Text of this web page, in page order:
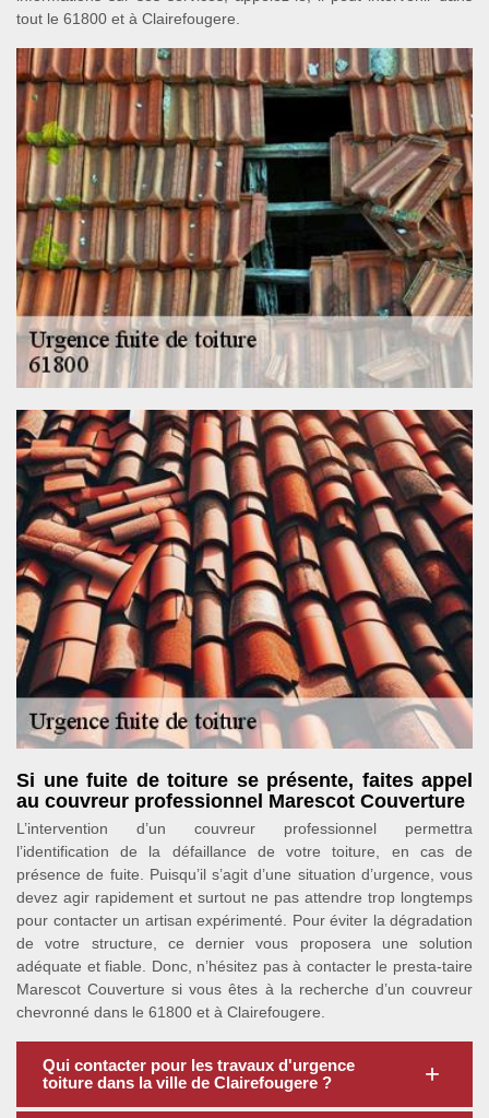
tout le 61800 et à Clairefougere.
Si une fuite de toiture se présente, faites appel
au couvreur professionnel Marescot Couverture
L’intervention d’un couvreur professionnel permettra
l’identification de la défaillance de votre toiture, en cas de
présence de fuite. Puisqu’il s’agit d’une situation d’urgence, vous
devez agir rapidement et surtout ne pas attendre trop longtemps
pour contacter un artisan expérimenté. Pour éviter la dégradation
de votre structure, ce dernier vous proposera une solution
adéquate et fiable. Donc, n’hésitez pas à contacter le presta-taire
Marescot Couverture si vous êtes à la recherche d’un couvreur
chevronné dans le 61800 et à Clairefougere.
Qui contacter pour les travaux d'urgence
toiture dans la ville de Clairefougere ?